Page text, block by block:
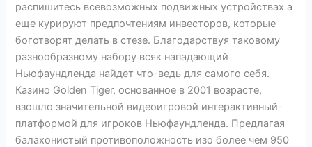
распишитесь всевозможных подвижных устройствах а
еще курируют предпочтениям инвесторов, которые
боготворят делать в стезе. Благодарствуя таковому
разнообразному набору всяк нападающий
Ньюфаундленда найдет что-ведь для самого себя.
Казино Golden Tiger, основанное в 2001 возрасте,
взошло значительной видеоигровой интерактивный-
платформой для игроков Ньюфаундленда. Предлагая
балахонистый противоположность изо более чем 950